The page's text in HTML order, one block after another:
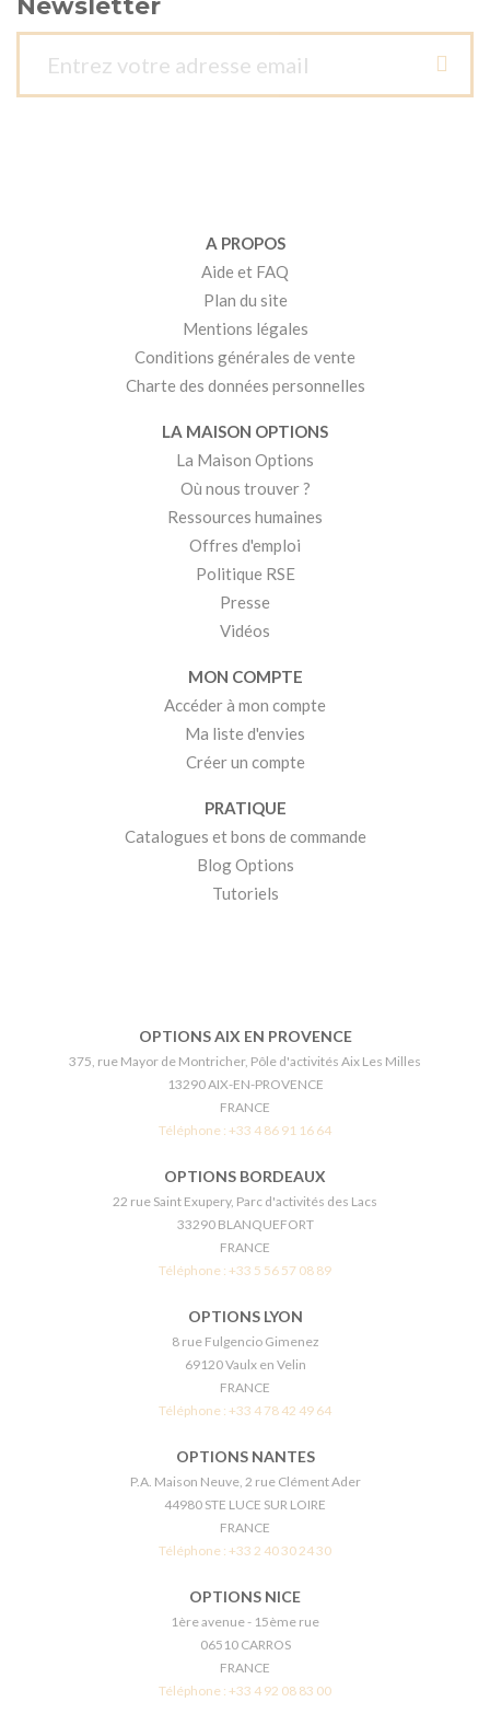
A PROPOS
Aide et FAQ
Plan du site
Mentions légales
Conditions générales de vente
Charte des données personnelles
LA MAISON OPTIONS
La Maison Options
Où nous trouver ?
Ressources humaines
Offres d'emploi
Politique RSE
Presse
Vidéos
MON COMPTE
Accéder à mon compte
Ma liste d'envies
Créer un compte
PRATIQUE
Catalogues et bons de commande
Blog Options
Tutoriels
OPTIONS AIX EN PROVENCE
375, rue Mayor de Montricher, Pôle d'activités Aix Les Milles
13290 AIX-EN-PROVENCE
FRANCE
Téléphone : +33 4 86 91 16 64
OPTIONS BORDEAUX
22 rue Saint Exupery, Parc d'activités des Lacs
33290 BLANQUEFORT
FRANCE
Téléphone : +33 5 56 57 08 89
OPTIONS LYON
8 rue Fulgencio Gimenez
69120 Vaulx en Velin
FRANCE
Téléphone : +33 4 78 42 49 64
OPTIONS NANTES
P.A. Maison Neuve, 2 rue Clément Ader
44980 STE LUCE SUR LOIRE
FRANCE
Téléphone : +33 2 40 30 24 30
OPTIONS NICE
1ère avenue - 15ème rue
06510 CARROS
FRANCE
Téléphone : +33 4 92 08 83 00